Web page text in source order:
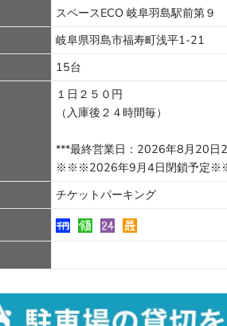
スペースECO 岐阜羽島駅前第９
岐阜県羽島市福寿町浅平1-21
15台
１日２５０円
（入庫後２４時間毎）
***最終営業日：2026年8月20日
※※※2026年9月4日閉鎖予定
チケットパーキング